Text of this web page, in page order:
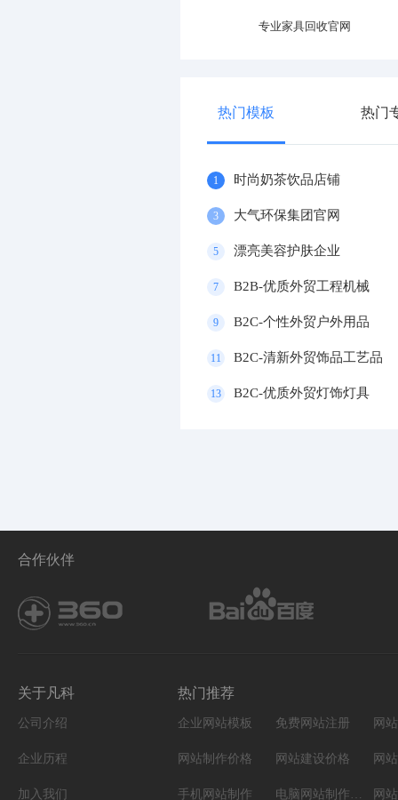
专业家具回收官网
热门模板 热门
1 时尚奶茶饮品店铺
3 大气环保集团官网
5 漂亮美容护肤企业
7 B2B-优质外贸工程机械
9 B2C-个性外贸户外用品
11 B2C-清新外贸饰品工艺品
13 B2C-优质外贸灯饰灯具
合作伙伴
关于凡科
公司介绍
企业历程
加入我们
热门推荐
企业网站模板 免费网站注册 网
网站制作价格 网站建设价格 网
手机网站制作 电脑网站制作设计 网